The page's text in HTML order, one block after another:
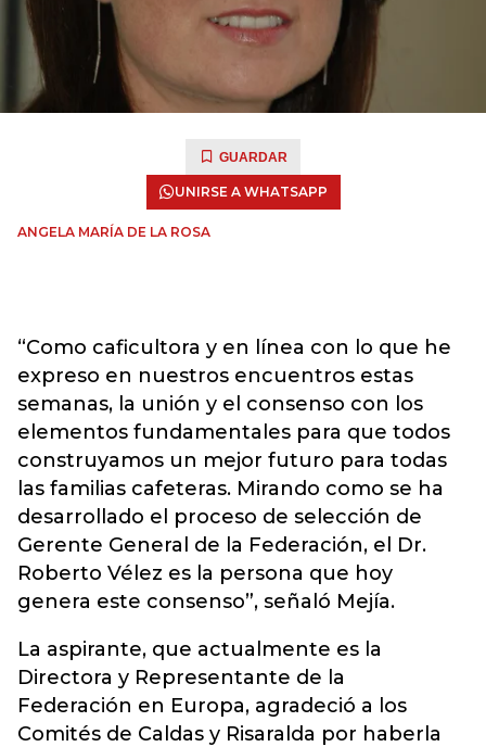
GUARDAR
UNIRSE A WHATSAPP
ANGELA MARÍA DE LA ROSA
“Como caficultora y en línea con lo que he
expreso en nuestros encuentros estas
semanas, la unión y el consenso con los
elementos fundamentales para que todos
construyamos un mejor futuro para todas
las familias cafeteras. Mirando como se ha
desarrollado el proceso de selección de
Gerente General de la Federación, el Dr.
Roberto Vélez es la persona que hoy
genera este consenso”, señaló Mejía.
La aspirante, que actualmente es la
Directora y Representante de la
Federación en Europa, agradeció a los
Comités de Caldas y Risaralda por haberla